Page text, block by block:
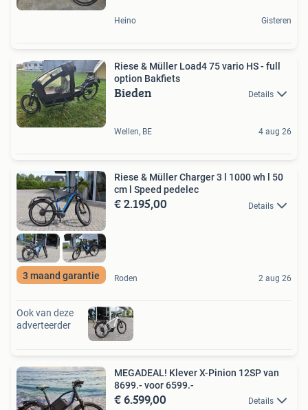
Heino Gisteren
Riese & Müller Load4 75 vario HS - full
option Bakfiets
Bieden Details
Wellen, BE 4 aug 26
3 maand garantie
Riese & Müller Charger 3 l 1000 wh l 50
cm l Speed pedelec
€ 2.195,00 Details
Roden 2 aug 26
Ook van deze
adverteerder
MEGADEAL! Klever X-Pinion 12SP van
8699.- voor 6599.-
€ 6.599,00 Details